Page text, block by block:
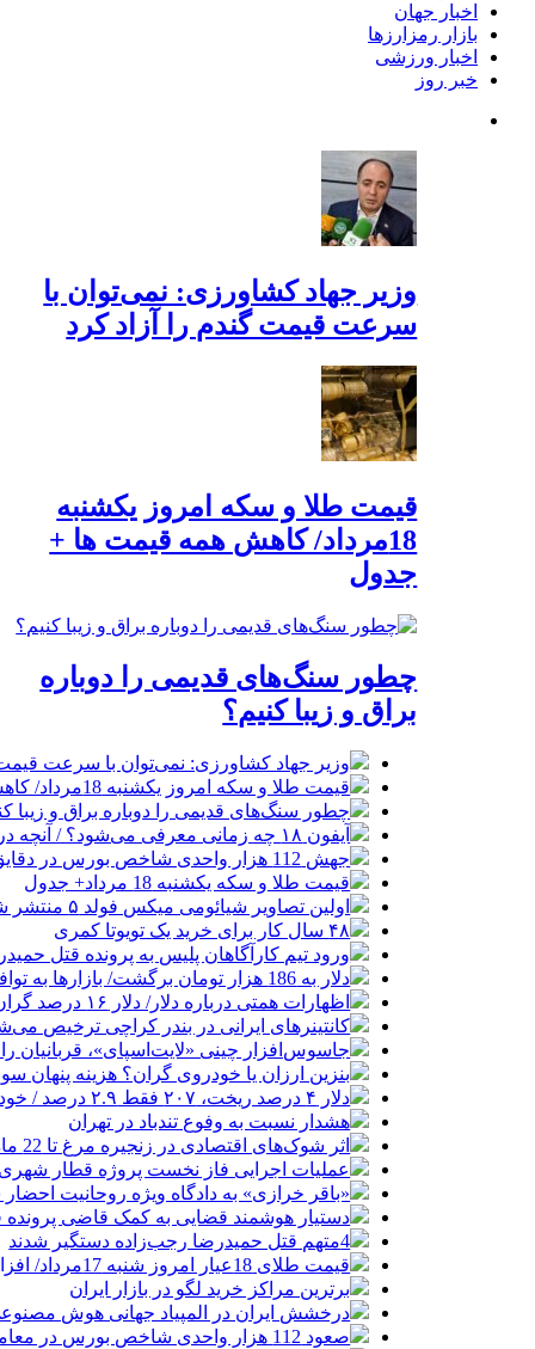
اخبار جهان
بازار رمزارزها
اخبار ورزشی
خبر روز
وزیر جهاد کشاورزی: نمی‌توان با
سرعت قیمت گندم را آزاد کرد
قیمت طلا و سکه امروز یکشنبه
18مرداد/ کاهش همه قیمت ها +
جدول
چطور سنگ‌های قدیمی را دوباره
براق و زیبا کنیم؟
وزیر جهاد کشاورزی: نمی‌توان با سرعت قیمت
قیمت طلا و سکه امروز یکشنبه 18مرداد/ کاهش همه قیمت ها + جدول
چطور سنگ‌های قدیمی را دوباره براق و زیبا
آیفون ۱۸ چه زمانی معرفی می‌شود؟ / آنچه درباره گوشی جدید اپل می‌دانیم
جهش 112 هزار واحدی شاخص بورس در دقایق ابتدایی معاملات امروز
قیمت طلا و سکه یکشنبه 18 مرداد+ جدول
اولین تصاویر شیائومی میکس فولد ۵ منتشر شد
۴۸ سال کار برای خرید یک تویوتا کمری
ورود تیم کارآگاهان پلیس به پرونده قتل
دلار به 186 هزار تومان برگشت/ بازارها به توافق احتمالی هرمز چه واکنشی نشان دادند؟
اظهارات همتی درباره دلار/ دلار ۱۶ درصد گران شده؛ این افزایش طبیعی است
کانتینرهای ایرانی در بندر کراچی ترخیص می‌شود| تخفیف ۸۰ درصدی برای
جاسوس‌افزار چینی «لایت‌اسپای»، قربانیان را در ۱۳ کشور ازجمله آمریکا
بنزین ارزان یا خودروی گران؟ هزینه
دلار ۴ درصد ریخت، ۲۰۷ فقط ۲.۹ درصد / خودرو زیر فشار دلار کوتاه می‌آید؟
هشدار نسبت به وفوع تندباد در تهران
اثر شوک‌های اقتصادی در زنجیره مرغ تا 22 ماه باقی می‌ماند
عملیات اجرایی فاز نخست پروژه قطار
«باقر خرازی» به دادگاه ویژه روحانیت
دستیار هوشمند قضایی به کمک قاضی پرونده
4متهم قتل حمیدرضا رجب‌زاده دستگیر شدند
قیمت طلای 18عیار امروز شنبه 17مرداد/ افزایش قیمت + جدول و جزئیات
برترین مراکز خرید لگو در بازار ایران
درخشش ایران در المپیاد جهانی هوش
صعود 112 هزار واحدی شاخص بورس در معاملات امروز